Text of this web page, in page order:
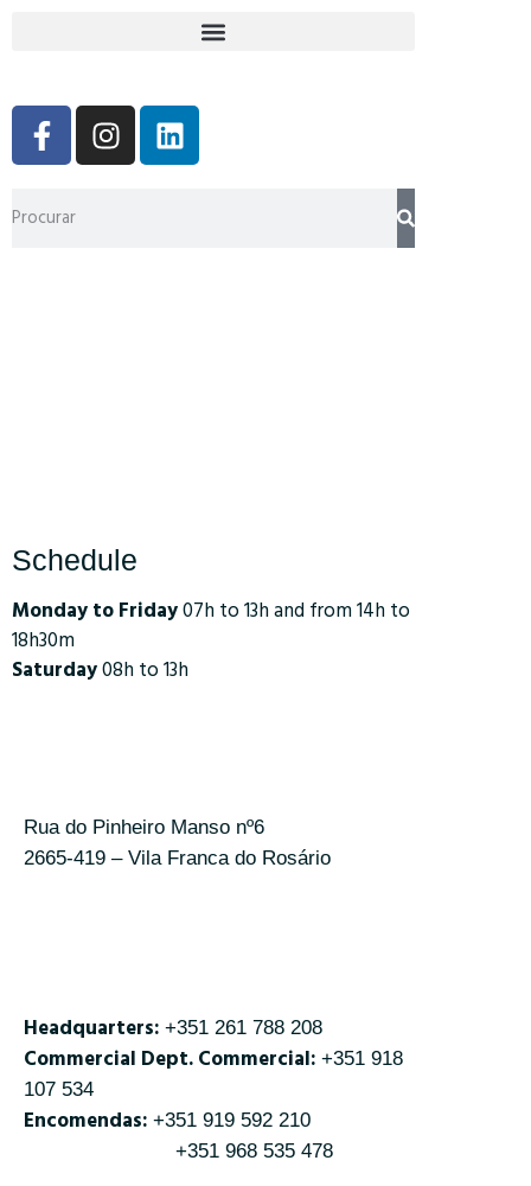
Schedule
Monday to Friday07h to 13h and from 14h to
18h30m
Saturday08h to 13h
Rua do Pinheiro Manso nº6
2665-419 – Vila Franca do Rosário
Headquarters: +351 261 788 208
Commercial Dept. Commercial: +351 918
107 534
Encomendas: +351 919 592 210
+351 968 535 478